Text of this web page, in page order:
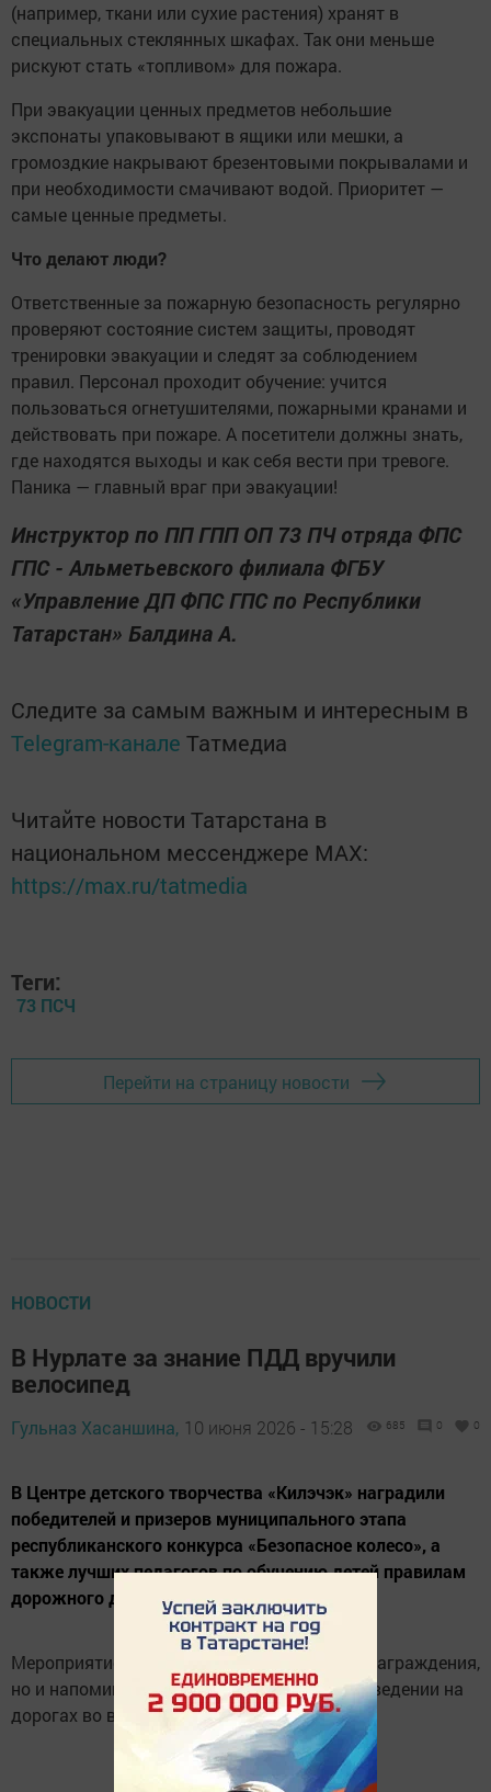
(например, ткани или сухие растения) хранят в
специальных стеклянных шкафах. Так они меньше
рискуют стать «топливом» для пожара.
При эвакуации ценных предметов небольшие
экспонаты упаковывают в ящики или мешки, а
громоздкие накрывают брезентовыми покрывалами и
при необходимости смачивают водой. Приоритет —
самые ценные предметы.
Что делают люди?
Ответственные за пожарную безопасность регулярно
проверяют состояние систем защиты, проводят
тренировки эвакуации и следят за соблюдением
правил. Персонал проходит обучение: учится
пользоваться огнетушителями, пожарными кранами и
действовать при пожаре. А посетители должны знать,
где находятся выходы и как себя вести при тревоге.
Паника — главный враг при эвакуации!
Инструктор по ПП ГПП ОП 73 ПЧ отряда ФПС
ГПС - Альметьевского филиала ФГБУ
«Управление ДП ФПС ГПС по Республики
Татарстан» Балдина А.
Следите за самым важным и интересным в
Telegram-канале Татмедиа
Читайте новости Татарстана в
национальном мессенджере MАХ:
https://max.ru/tatmedia
Теги:
73 ПСЧ
Перейти на страницу новости
НОВОСТИ
В Нурлате за знание ПДД вручили
велосипед
Гульназ Хасаншина, 10 июня 2026 - 15:28 685 0 0
В Центре детского творчества «Килэчэк» наградили
победителей и призеров муниципального этапа
республиканского конкурса «Безопасное колесо», а
также лучших педагогов по обучению детей правилам
дорожного движения.
Мероприятие стало не только церемонией награждения,
но и напоминанием детям о безопасном поведении на
дорогах во время каникул.